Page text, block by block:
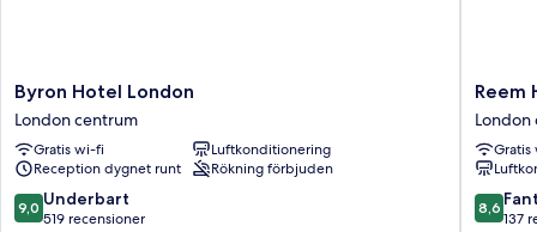
Byron
Hotel
London
London
centrum
Byron Hotel London
London centrum
Gratis wi-fi
Luftkonditionering
Reception dygnet runt
Rökning förbjuden
9.0
av
9,0 Underbart
519 recensioner
Reem
Hotel
London
centrum
Reem
London
8.6
av
8,6
137